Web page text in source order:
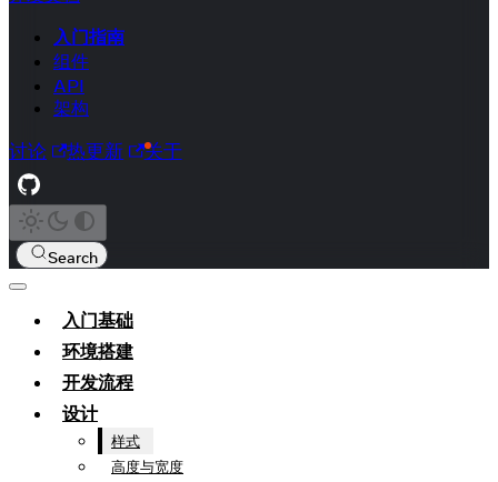
入门指南
组件
API
架构
讨论 热更新 关于
Search
入门基础
环境搭建
开发流程
设计
样式
高度与宽度